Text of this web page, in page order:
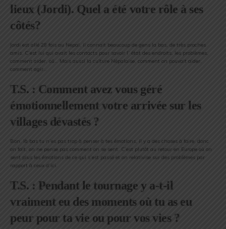
lieux (Jordi). Quel a été votre rôle à ses
côtés?
Jordi est allé 28 fois au Nepal, il connait beaucoup de gens la bas, de très proches
amis. C’est lui qui avait les contacts pour savoir l’ état des endroits, les problèmes,
comment aider, oû… Mais aussi la culture Népalaise, comment on pouvait aider,
comment agir…
T.S. : Comment avez vous géré
émotionnellement votre arrivée sur les
villages dévastés ?
Bon, là bas tu n’es pas trop à penser à tes émotions, il y a des choses à faire, donc
on fait, on ne pense pas comment on se sent. C’est plutôt au retour en Europe où on
sent plus les émotions de ce qui s’est passé et on relativise sur des problèmes par
rapport à ceux d’ici.
T.S. : Pendant le tournage y a-t-il
vraiment eu des moments où tu as eu
peur pour ta vie ou pour vos vies ?